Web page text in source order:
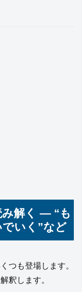
み解く ― “も
いく”など
つも登場します。
釈します。